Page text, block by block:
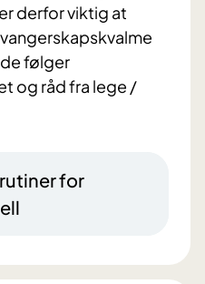
derfor viktig at
følger
og råd fra lege /
for